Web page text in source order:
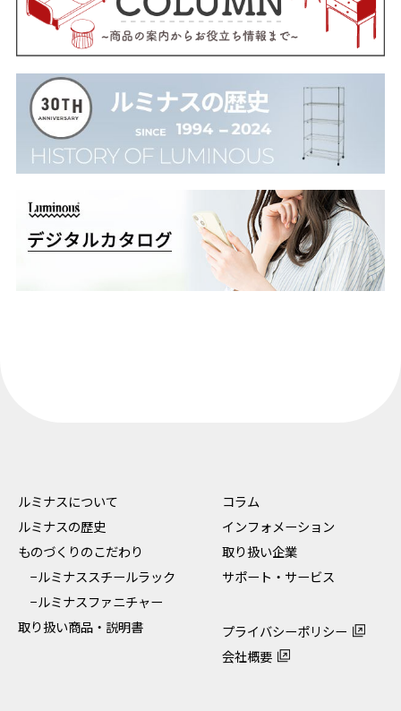
ルミナスについて
ルミナスの歴史
ものづくりのこだわり
−ルミナススチールラック
−ルミナスファニチャー
取り扱い商品・説明書
コラム
インフォメーション
取り扱い企業
サポート・サービス
プライバシーポリシー
会社概要